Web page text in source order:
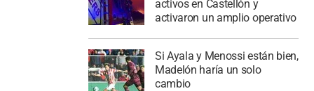
activos en Castellón y
activaron un amplio operativo
Si Ayala y Menossi están bien,
Madelón haría un solo
cambio